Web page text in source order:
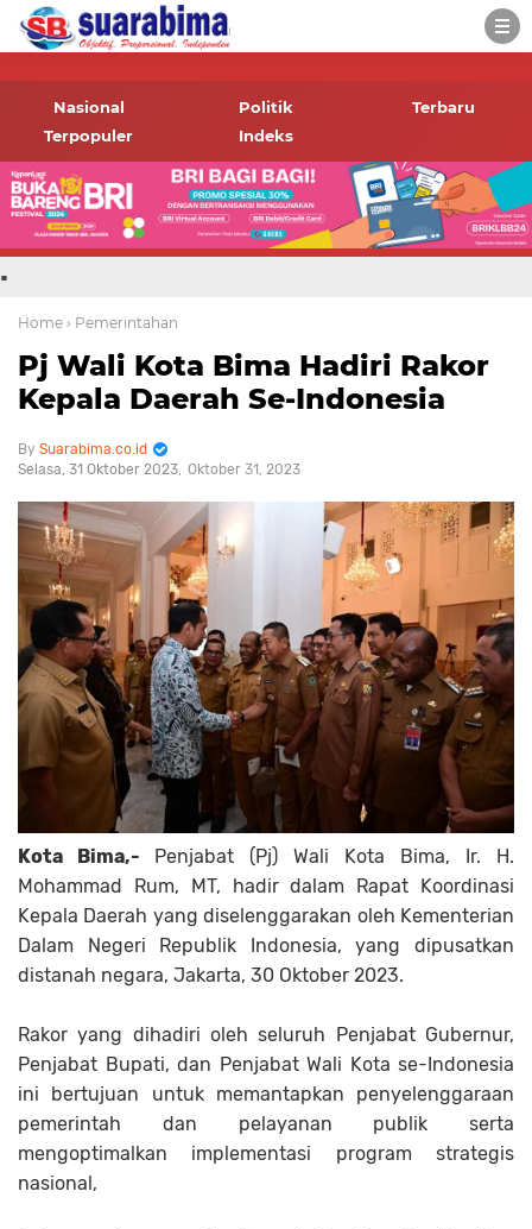
-->
informasi terbaru tentang
Bima dan daerah sekitar
Nasional Politik
Terbaru
Terpopuler
Indeks
.
Home › Pemerintahan
Pj Wali Kota Bima Hadiri Rakor
Kepala Daerah Se-Indonesia
Suarabima.co.id
Selasa, 31 Oktober 2023 Oktober 31, 2023
Kota Bima,- Penjabat (Pj) Wali Kota Bima, Ir. H.
Mohammad Rum, MT, hadir dalam Rapat Koordinasi
Kepala Daerah yang diselenggarakan oleh Kementerian
Dalam Negeri Republik Indonesia, yang dipusatkan
distanah negara, Jakarta, 30 Oktober 2023.
Rakor yang dihadiri oleh seluruh Penjabat Gubernur,
Penjabat Bupati, dan Penjabat Wali Kota se-Indonesia
ini bertujuan untuk memantapkan penyelenggaraan
pemerintah dan pelayanan publik serta
mengoptimalkan implementasi program strategis
nasional,